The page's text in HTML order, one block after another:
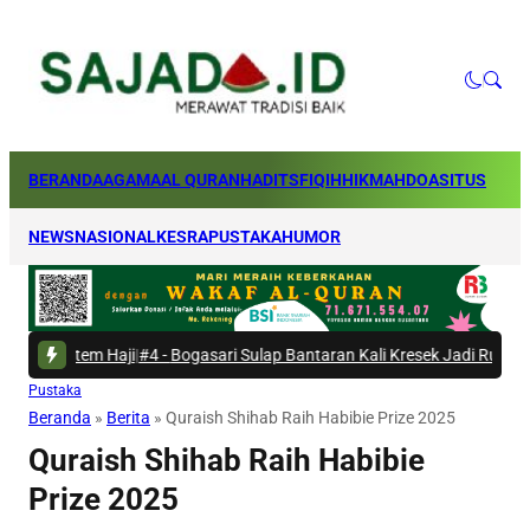
BERANDAAGAMAAL QURANHADITSFIQIHHIKMAHDOASITUS
NEWSNASIONALKESRAPUSTAKAHUMOR
#4 -Bogasari Sulap Bantaran Kali Kresek Jadi Ruang Terbuka Hijau
Pustaka
Beranda » Berita » Quraish Shihab Raih Habibie Prize 2025
Quraish Shihab Raih Habibie
Prize 2025